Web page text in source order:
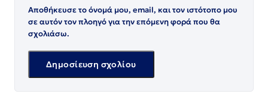
Αποθήκευσε το όνομά μου, email, και τον ιστότοπο μου
σε αυτόν τον πλοηγό για την επόμενη φορά που θα
σχολιάσω.